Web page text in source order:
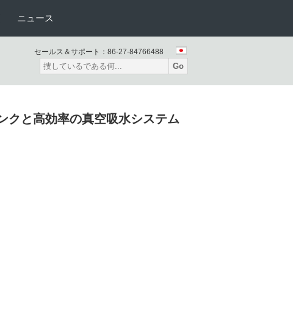
ニュース
セールス＆サポート： 86-27-84766488
Go
クと高効率の真空吸水システム